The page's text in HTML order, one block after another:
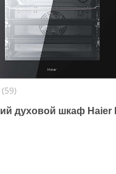
(59)
духовой шкаф Haier